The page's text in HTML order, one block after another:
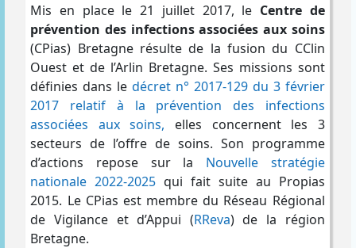
Mis en place le 21 juillet 2017, le Centre de
prévention des infections associées aux soins
(CPias) Bretagne résulte de la fusion du CClin
Ouest et de l’Arlin Bretagne. Ses missions sont
définies dans ledécret n° 2017-129 du 3 février
2017 relatif à la prévention des infections
associées aux soins, elles concernent les 3
secteurs de l’offre de soins. Son programme
d’actions repose sur la Nouvelle stratégie
nationale 2022-2025 qui fait suite au Propias
2015. Le CPias est membre du Réseau Régional
de Vigilance et d’Appui (RReva) de la région
Bretagne.